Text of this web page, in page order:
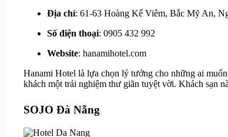
Địa chỉ: 61-63 Hoàng Kế Viêm, Bắc Mỹ An,
Số điện thoại: 0905 432 992
Website: hanamihotel.com
Hanami Hotel là lựa chọn lý tưởng cho những ai
khách một trải nghiệm thư giãn tuyệt vời. Khách sạn
SOJO Đà Nẵng